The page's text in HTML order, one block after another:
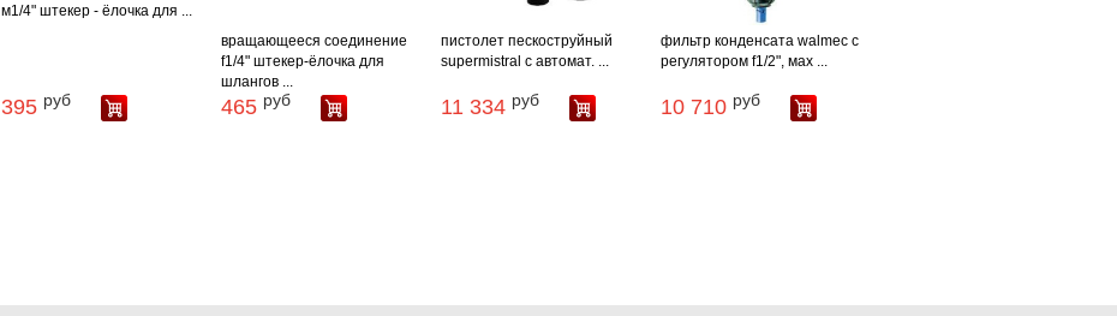
м1/4" штекер - ёлочка для ...
395 руб
вращающееся соединение
f1/4" штекер-ёлочка для
шлангов ...
465 руб
пистолет пескоструйный
supermistral с автомат. ...
11 334 руб
фильтр конденсата walmec c
регулятором f1/2", мах ...
10 710 руб